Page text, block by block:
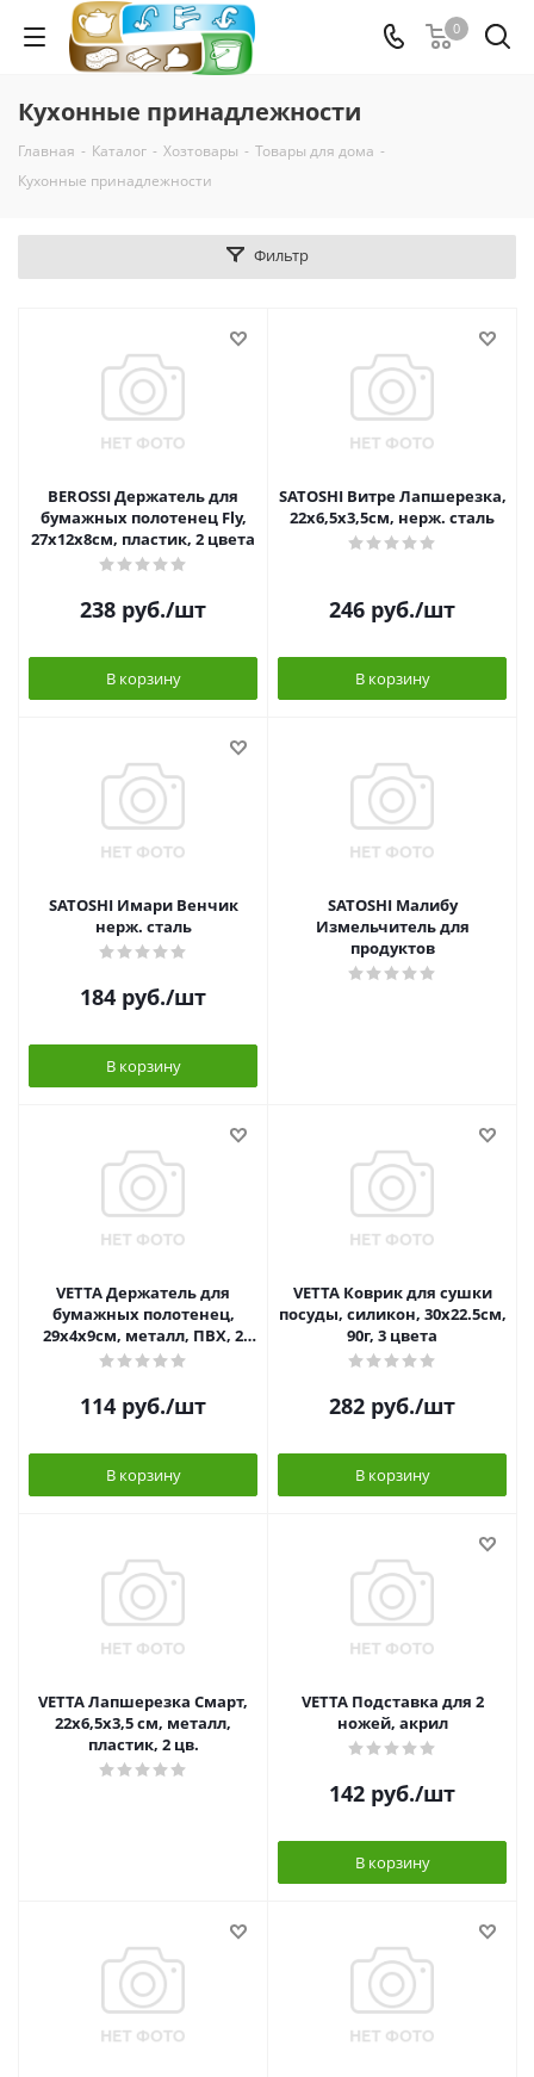
0
Кухонные принадлежности
Главная - Каталог - Хозтовары - Товары для дома -
Кухонные принадлежности
Фильтр
BEROSSI Держатель для
бумажных полотенец Fly,
27х12х8см, пластик, 2 цвета
238 руб./шт
В корзину
SATOSHI Витре Лапшерезка,
22х6,5х3,5см, нерж. сталь
246 руб./шт
В корзину
SATOSHI Имари Венчик
нерж. сталь
184 руб./шт
В корзину
SATOSHI Малибу
Измельчитель для
продуктов
VETTA Держатель для
бумажных полотенец,
29х4х9см, металл, ПВХ, 2
цвета
114 руб./шт
В корзину
VETTA Коврик для сушки
посуды, силикон, 30х22.5см,
90г, 3 цвета
282 руб./шт
В корзину
VETTA Лапшерезка Смарт,
22х6,5х3,5 см, металл,
пластик, 2 цв.
VETTA Подставка для 2
ножей, акрил
142 руб./шт
В корзину